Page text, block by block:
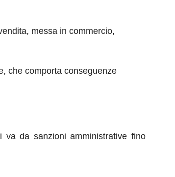
messa in commercio,
che comporta conseguenze
da sanzioni amministrative fino